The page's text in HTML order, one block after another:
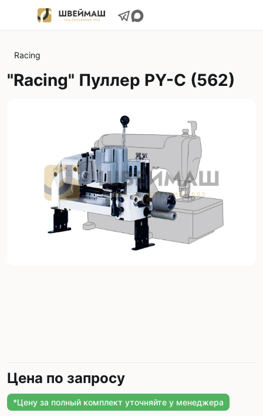
Racing
"Racing" Пуллер PY-C (562)
Цена по запросу
*Цену за полный комплект уточняйте у менеджера